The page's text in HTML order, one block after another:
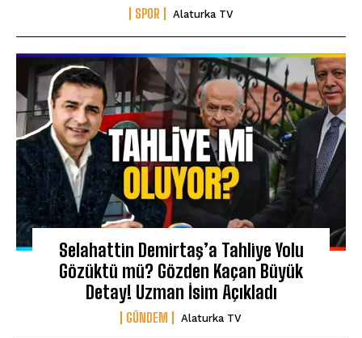
SPOR Alaturka TV
Selahattin Demirtaş’a Tahliye Yolu
Gözüktü mü? Gözden Kaçan Büyük
Detay! Uzman İsim Açıkladı
GÜNDEM Alaturka TV